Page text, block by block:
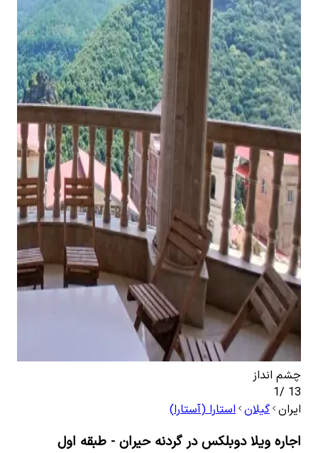
چشم انداز
13
/
1
ایران گیلان استارا (آستارا)
اجاره ویلا دوبلکس در گردنه حیران - طبقه اول